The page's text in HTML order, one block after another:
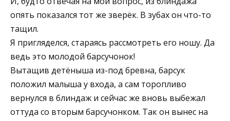
опять показался тот же зверёк. В зубах он что-то
тащил.
Я пригляделся, стараясь рассмотреть его ношу. Да
ведь это молодой барсучонок!
Вытащив детёныша из-под бревна, барсук
положил малыша у входа, а сам торопливо
вернулся в блиндаж и сейчас же вновь выбежал
оттуда со вторым барсучонком. Так он вынес на